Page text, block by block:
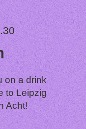
on a drink
to Leipzig
Acht!